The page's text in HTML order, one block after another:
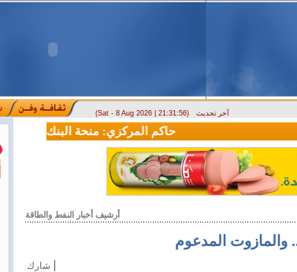
(Sat - 8 Aug 2026 | 21:31:56) آخر تحديث
حاكم المركزي: منحة البنك الدولي
أرشيف أخبار النفط والطاقة
والمازوت المدعوم
شارك |